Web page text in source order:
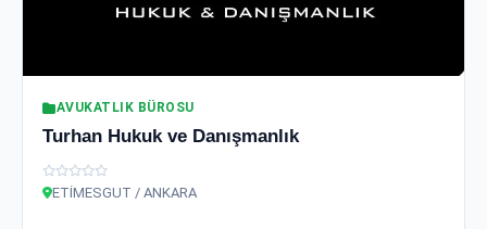
AVUKATLIK BÜROSU
Turhan Hukuk ve Danışmanlık
ETİMESGUT / ANKARA